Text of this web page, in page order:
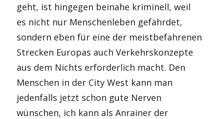
geht, ist hingegen beinahe kriminell, weil
es nicht nur Menschenleben gefährdet,
sondern eben für eine der meistbefahrenen
Strecken Europas auch Verkehrskonzepte
aus dem Nichts erforderlich macht. Den
Menschen in der City West kann man
jedenfalls jetzt schon gute Nerven
wünschen, ich kann als Anrainer der